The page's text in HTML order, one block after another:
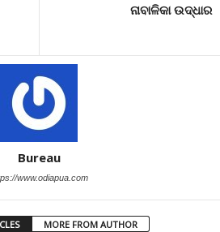
ନାବାଳିକା ଉଦ୍ଧାର
Bureau
www.odiapua.com
MORE FROM AUTHOR